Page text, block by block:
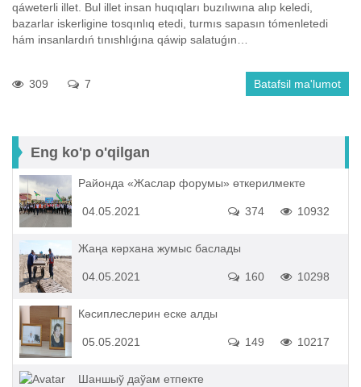
qáweterli illet. Bul illet insan huqıqları buzılıwına alıp keledi,
bazarlar iskerligine tosqınlıq etedi, turmıs sapasın tómenletedi
hám insanlardıń tınıshlıǵına qáwip salatuǵın…
309 7 Batafsil ma'lumot
Eng ko'p o'qilgan
Районда «Жаслар форумы» өткерилмекте
04.05.2021 10932
374
Жаңа кәрхана жумыс баслады
04.05.2021 10298
160
Кәсиплеслерин еске алды
05.05.2021 10217
149
Шаншыў даўам етпекте